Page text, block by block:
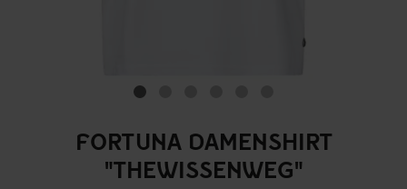
FORTUNA DAMENSHIRT
"THEWISSENWEG"